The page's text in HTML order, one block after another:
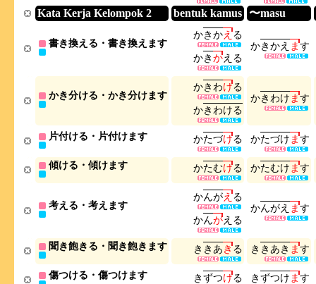
Kata Kerja Kelompok 2 bentuk kamus 〜masu
書き換える・書き換えます
かきかえる
かきかえ る
かきかえ ます
かき分ける・かき分けます
かき わける
かき わける
かき わけ ます
片付ける・片付けます かたづける かたづけ ます
傾ける・傾けます かたむける かたむけ ます
考える・考えます
かんがえる
かんがえ る
かんがえ ます
聞き飽きる・聞き飽きます き き あきる き き あき ます
傷つける・傷つけます きずつける きずつけ ます